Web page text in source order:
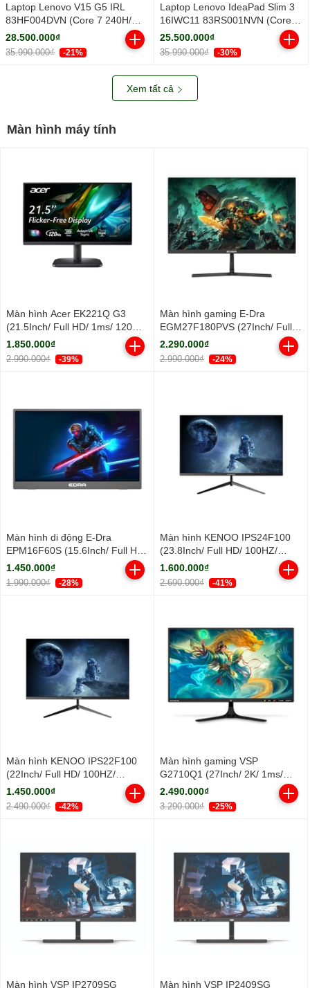
Laptop Lenovo V15 G5 IRL
83HF004DVN (Core 7 240H/
16GB/ 512GB SSD/ 15.6 inch
FHD/ Win11/ Grey/ 2Y)
28.500.000₫
35.990.000₫ -21%
Laptop Lenovo IdeaPad Slim 3
16IWC11 83RS001NVN (Core 5
320H/ 16GB/ 512GB SSD/ 16
inch WUXGA/ Win11/ Grey/ Vỏ
nhôm/ 2Y)
25.500.000₫
35.990.000₫ -30%
Xem tất cả
Màn hình máy tính
Màn hình Acer EK221Q G3
(21.5Inch/ Full HD/ 1ms/ 120Hz/
250cd/m2/ IPS)
1.850.000₫
2.990.000₫ -39%
Màn hình gaming E-Dra
EGM27F180PVS (27Inch/ Full
HD/ 1ms/ 180Hz/ 250cd/m2/
IPS)
2.290.000₫
2.990.000₫ -24%
Màn hình di động E-Dra
EPM16F60S (15.6Inch/ Full HD/
5ms/ IPS)
1.450.000₫
1.990.000₫ -28%
Màn hình KENOO IPS24F100
(23.8Inch/ Full HD/ 100HZ/
250cd/m2/ IPS)
1.600.000₫
2.690.000₫ -41%
Màn hình KENOO IPS22F100
(22Inch/ Full HD/ 100HZ/
250cd/m2/ IPS)
1.450.000₫
2.490.000₫ -42%
Màn hình gaming VSP
G2710Q1 (27Inch/ 2K/ 1ms/
100HZ/ 300cd/m2/ IPS)
2.490.000₫
3.290.000₫ -25%
Màn hình VSP IP2709SG Màn hình VSP IP2409SG